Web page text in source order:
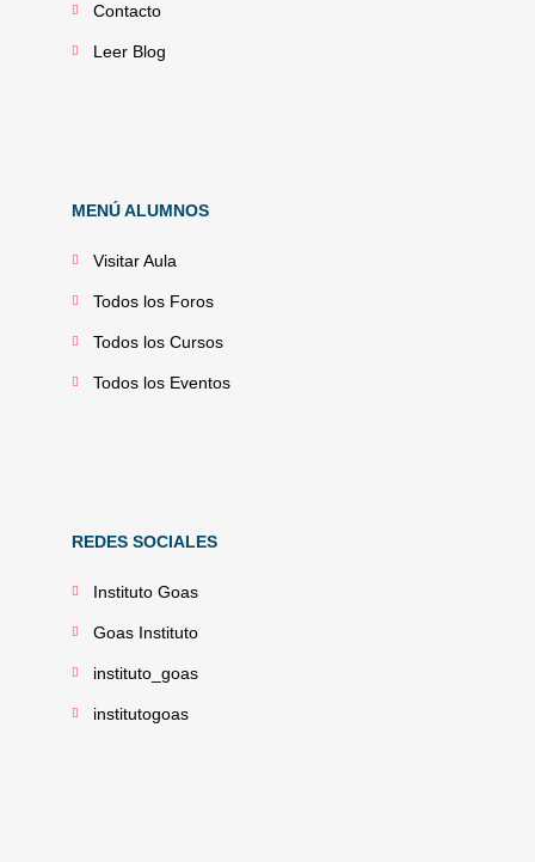
Contacto
Leer Blog
MENÚ ALUMNOS
Visitar Aula
Todos los Foros
Todos los Cursos
Todos los Eventos
REDES SOCIALES
Instituto Goas
Goas Instituto
instituto_goas
institutogoas